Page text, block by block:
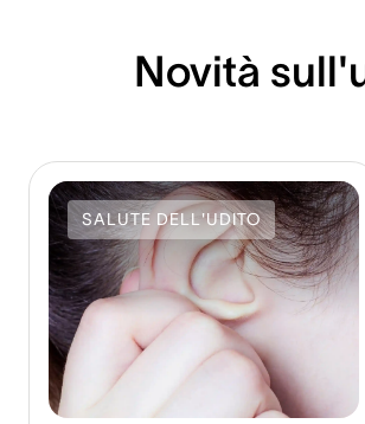
Novità
SALUTE DELL'UDITO